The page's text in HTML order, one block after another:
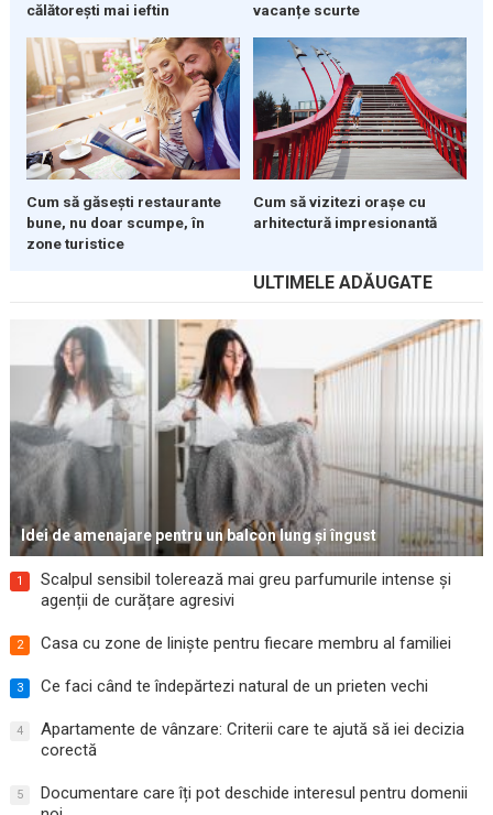
călătorești mai ieftin
vacanțe scurte
Cum să găsești restaurante
bune, nu doar scumpe, în
zone turistice
Cum să vizitezi orașe cu
arhitectură impresionantă
ULTIMELE ADĂUGATE
Idei de amenajare pentru un balcon lung și îngust
1
Scalpul sensibil tolerează mai greu parfumurile intense și
agenții de curățare agresivi
2 Casa cu zone de liniște pentru fiecare membru al familiei
3 Ce faci când te îndepărtezi natural de un prieten vechi
4
Apartamente de vânzare: Criterii care te ajută să iei decizia
corectă
5
Documentare care îți pot deschide interesul pentru domenii